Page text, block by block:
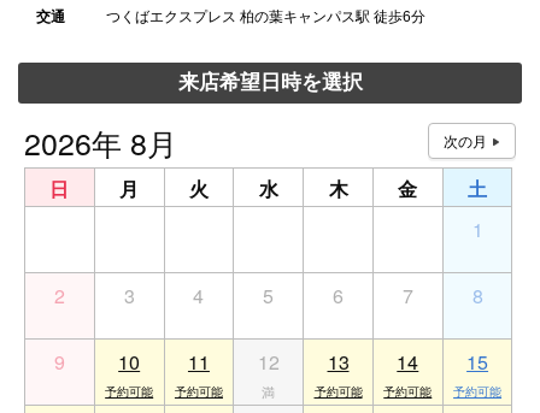
交通
つくばエクスプレス 柏の葉キャンパス駅 徒歩6分
来店希望日時を選択
2026年 8月
日 月 火 水 木 金
土
1
2 3 4 5 6 7 8
9 10 11 12 13 14 15